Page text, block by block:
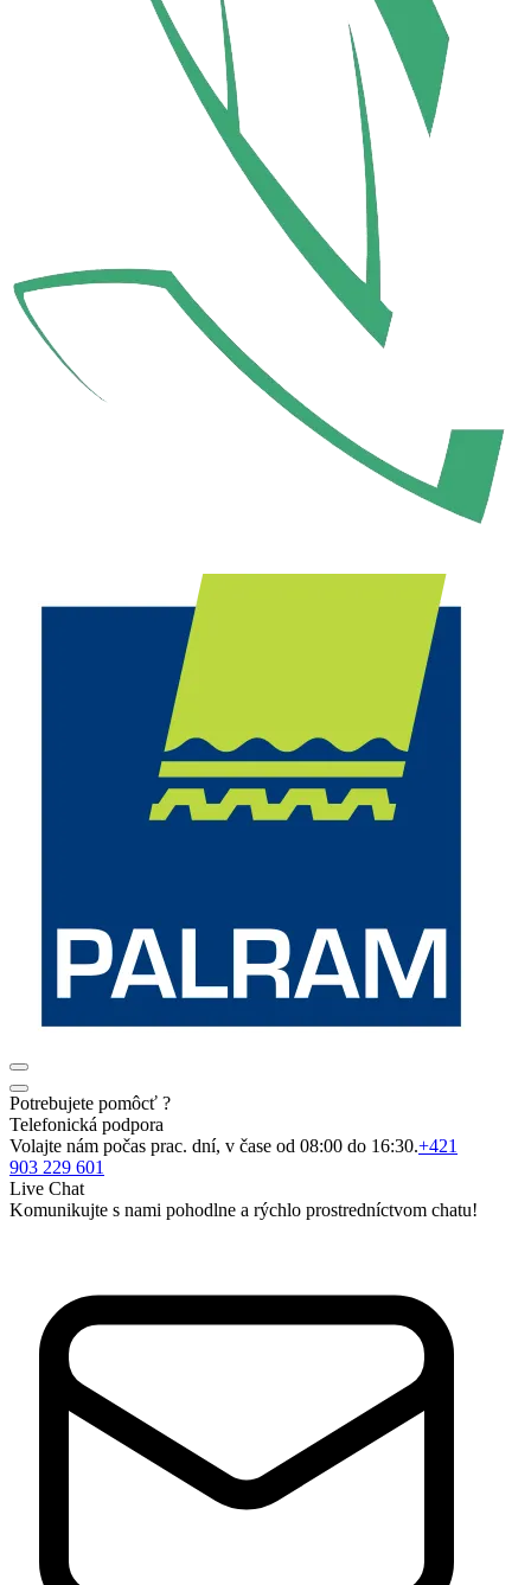
Potrebujete pomôcť ?
Telefonická podpora
Volajte nám počas prac. dní, v čase od 08:00 do 16:30.+421
903 229 601
Live Chat
Komunikujte s nami pohodlne a rýchlo prostredníctvom chatu!